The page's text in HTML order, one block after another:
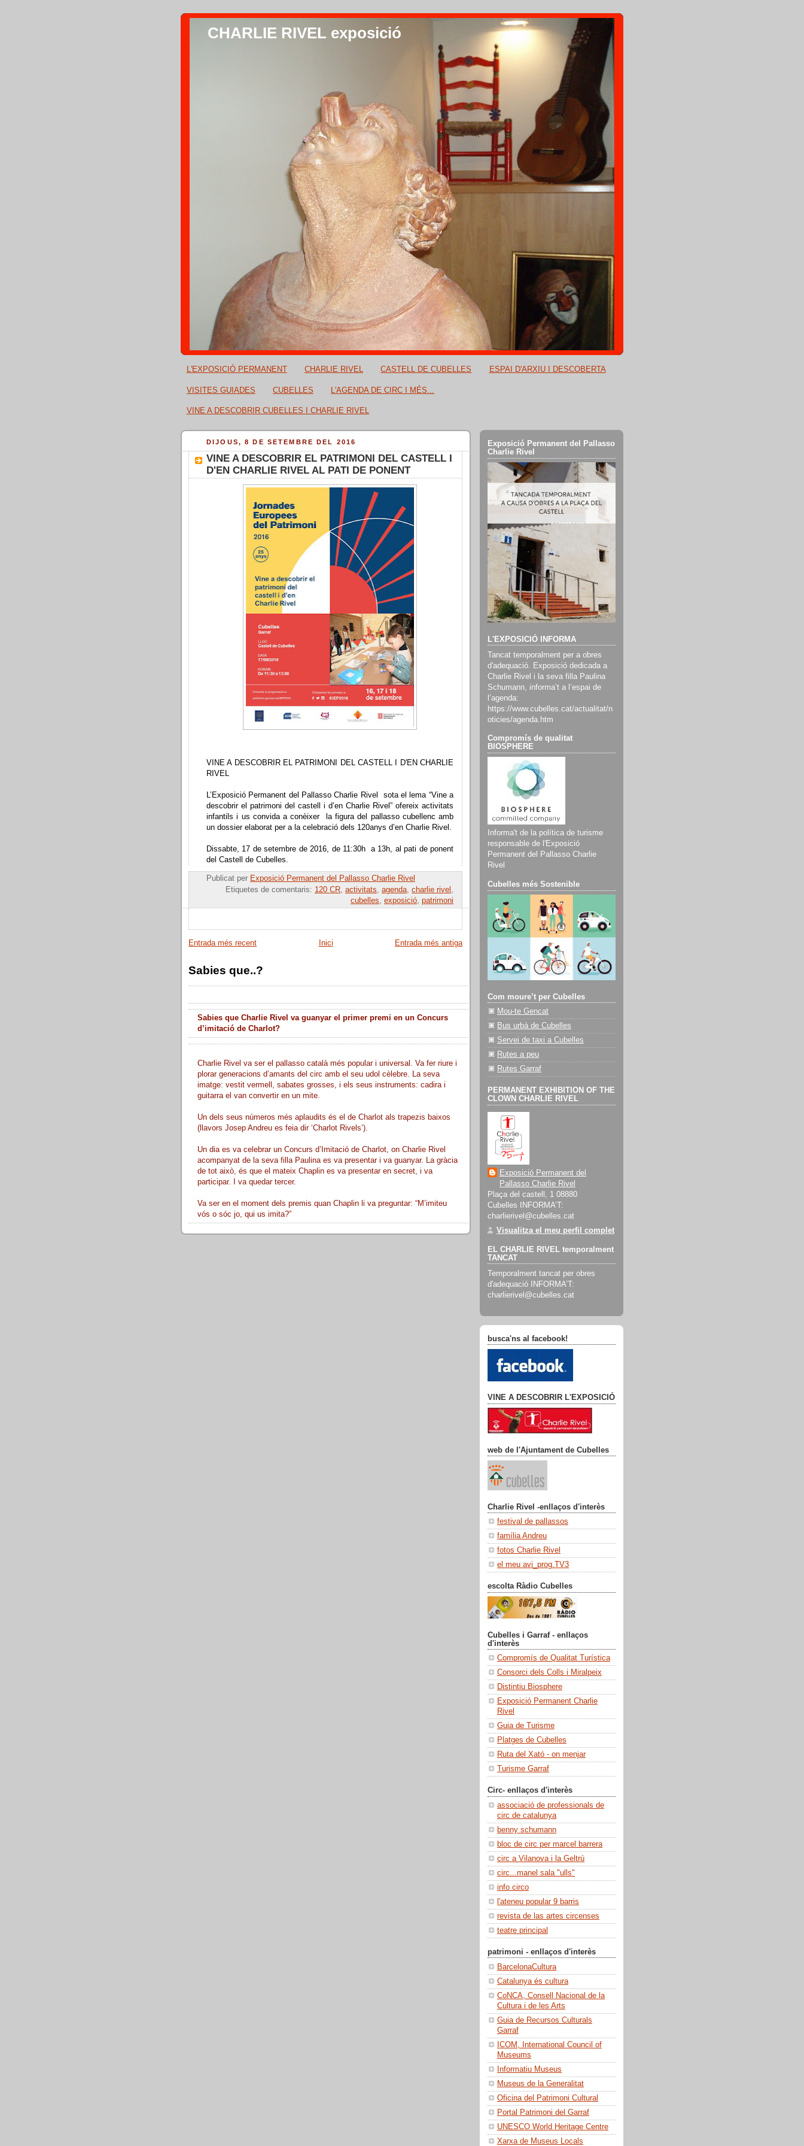
CHARLIE RIVEL exposició
L'EXPOSICIÓ PERMANENT CHARLIE RIVEL CASTELL DE CUBELLES ESPAI D'ARXIU I DESCOBERTA
VISITES GUIADES CUBELLES L'AGENDA DE CIRC I MÉS...
VINE A DESCOBRIR CUBELLES I CHARLIE RIVEL
DIJOUS, 8 DE SETEMBRE DEL 2016
VINE A DESCOBRIR EL PATRIMONI DEL CASTELL I
D'EN CHARLIE RIVEL AL PATI DE PONENT
VINE A DESCOBRIR EL PATRIMONI DEL CASTELL I D'EN CHARLIE
RIVEL
L’Exposició Permanent del Pallasso Charlie Rivel sota el lema “Vine a
descobrir el patrimoni del castell i d’en Charlie Rivel” ofereix activitats
infantils i us convida a conèixer la figura del pallasso cubellenc amb
un dossier elaborat per a la celebració dels 120anys d’en Charlie Rivel.
Dissabte, 17 de setembre de 2016, de 11:30h a 13h, al pati de ponent
del Castell de Cubelles.
Publicat per Exposició Permanent del Pallasso Charlie Rivel
Etiquetes de comentaris: 120 CR, activitats, agenda, charlie rivel ,
cubelles, exposició, patrimoni
Entrada més recent Entrada més antiga
Inici
Sabies que..?
Sabies que Charlie Rivel va guanyar el primer premi en un Concurs
d’imitació de Charlot?
Charlie Rivel va ser el pallasso català més popular i universal. Va fer riure i
plorar generacions d’amants del circ amb el seu udol cèlebre. La seva
imatge: vestit vermell, sabates grosses, i els seus instruments: cadira i
guitarra el van convertir en un mite.
Un dels seus números més aplaudits és el de Charlot als trapezis baixos
(llavors Josep Andreu es feia dir ‘Charlot Rivels’).
Un dia es va celebrar un Concurs d’Imitació de Charlot, on Charlie Rivel
acompanyat de la seva filla Paulina es va presentar i va guanyar. La gràcia
de tot això, és que el mateix Chaplin es va presentar en secret, i va
participar. I va quedar tercer.
Va ser en el moment dels premis quan Chaplin li va preguntar: “M’imiteu
vós o sóc jo, qui us imita?”
Exposició Permanent del Pallasso
Charlie Rivel
L'EXPOSICIÓ INFORMA
Tancat temporalment per a obres
d'adequació. Exposició dedicada a
Charlie Rivel i la seva filla Paulina
Schumann, informa’t a l’espai de
l’agenda:
https://www.cubelles.cat/actualitat/n
oticies/agenda.htm
Compromís de qualitat
BIOSPHERE
Informa't de la política de turisme
responsable de l'Exposició
Permanent del Pallasso Charlie
Rivel
Cubelles més Sostenible
Com moure’t per Cubelles
Mou-te Gencat
Bus urbà de Cubelles
Servei de taxi a Cubelles
Rutes a peu
Rutes Garraf
PERMANENT EXHIBITION OF THE
CLOWN CHARLIE RIVEL
Exposició Permanent del
Pallasso Charlie Rivel
Plaça del castell, 1 08880
Cubelles INFORMA’T:
charlierivel@cubelles.cat
Visualitza el meu perfil complet
EL CHARLIE RIVEL temporalment
TANCAT
Temporalment tancat per obres
d'adequació INFORMA’T:
charlierivel@cubelles.cat
busca'ns al facebook!
VINE A DESCOBRIR L'EXPOSICIÓ
web de l'Ajuntament de Cubelles
Charlie Rivel -enllaços d'interès
festival de pallassos
família Andreu
fotos Charlie Rivel
el meu avi_prog.TV3
escolta Ràdio Cubelles
Cubelles i Garraf - enllaços
d'interès
Compromís de Qualitat Turística
Consorci dels Colls i Miralpeix
Distintiu Biosphere
Exposició Permanent Charlie
Rivel
Guia de Turisme
Platges de Cubelles
Ruta del Xató - on menjar
Turisme Garraf
Circ- enllaços d'interès
associació de professionals de
circ de catalunya
benny schumann
bloc de circ per marcel barrera
circ a Vilanova i la Geltrú
circ...manel sala "ulls"
info circo
l'ateneu popular 9 barris
revista de las artes circenses
teatre principal
patrimoni - enllaços d'interès
BarcelonaCultura
Catalunya és cultura
CoNCA, Consell Nacional de la
Cultura i de les Arts
Guia de Recursos Culturals
Garraf
ICOM, International Council of
Museums
Informatiu Museus
Museus de la Generalitat
Oficina del Patrimoni Cultural
Portal Patrimoni del Garraf
UNESCO World Heritage Centre
Xarxa de Museus Locals